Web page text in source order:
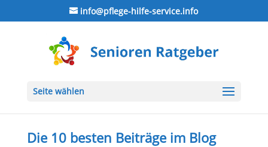
info@pflege-hilfe-service.info
Seite wählen
Die 10 besten Beiträge im Blog